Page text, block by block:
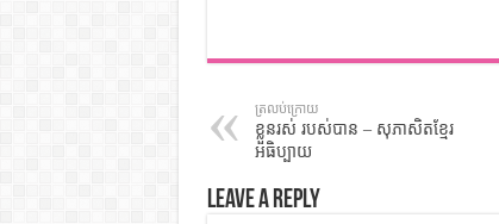
ត្រលប់ក្រោយ
ខ្លួនរស់ របស់បាន – សុភាសិតខ្មែរ
អធិប្បាយ
Leave a Reply